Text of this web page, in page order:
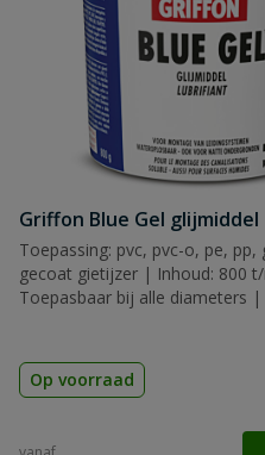
Griffon Blue Gel glijmiddel
Toepassing: pvc, pvc-o, pe, pp,
gecoat gietijzer | Inhoud: 800
Toepasbaar bij alle diameters |
Op voorraad